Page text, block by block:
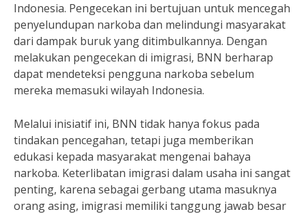
Indonesia. Pengecekan ini bertujuan untuk mencegah
penyelundupan narkoba dan melindungi masyarakat
dari dampak buruk yang ditimbulkannya. Dengan
melakukan pengecekan di imigrasi, BNN berharap
dapat mendeteksi pengguna narkoba sebelum
mereka memasuki wilayah Indonesia.
Melalui inisiatif ini, BNN tidak hanya fokus pada
tindakan pencegahan, tetapi juga memberikan
edukasi kepada masyarakat mengenai bahaya
narkoba. Keterlibatan imigrasi dalam usaha ini sangat
penting, karena sebagai gerbang utama masuknya
orang asing, imigrasi memiliki tanggung jawab besar